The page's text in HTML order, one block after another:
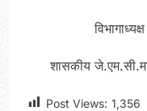
विभागाध्यक्ष
शासकीय
Post Views: 1,356